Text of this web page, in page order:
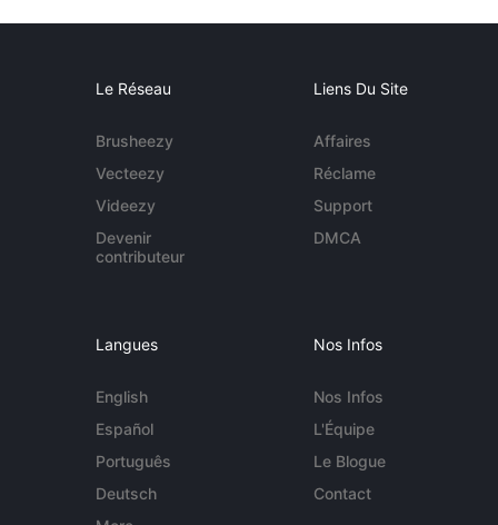
Le Réseau
Brusheezy
Vecteezy
Videezy
Devenir
contributeur
Liens Du Site
Affaires
Réclame
Support
DMCA
Langues
English
Español
Português
Deutsch
Nos Infos
Nos Infos
L'Équipe
Le Blogue
Contact